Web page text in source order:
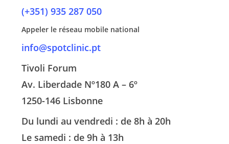
(+351) 935 287 050
Appeler le réseau mobile national
info@spotclinic.pt
Tivoli Forum
Av. Liberdade Nº180 A – 6º
1250-146 Lisbonne
Du lundi au vendredi : de 8h à 20h
Le samedi : de 9h à 13h